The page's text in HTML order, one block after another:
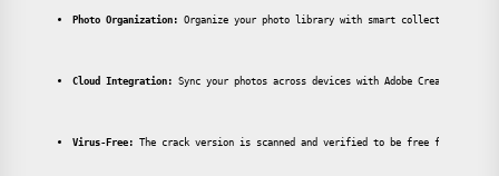
Photo Organization: Organize your photo library with smart collections,
Cloud Integration: Sync your photos across devices with Adobe Creative
Virus-Free: The crack version is scanned and verified to be free from viruses